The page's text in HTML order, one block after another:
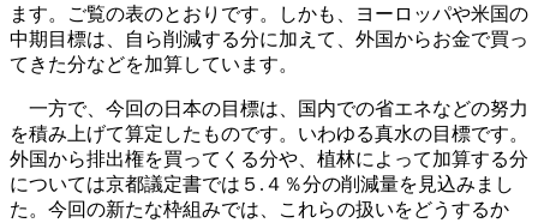
ます。ご覧の表のとおりです。しかも、ヨーロッパや米国の
中期目標は、自ら削減する分に加えて、外国からお金で買っ
てきた分などを加算しています。
一方で、今回の日本の目標は、国内での省エネなどの努力
を積み上げて算定したものです。いわゆる真水の目標です。
外国から排出権を買ってくる分や、植林によって加算する分
については京都議定書では５.４％分の削減量を見込みまし
た。今回の新たな枠組みでは、これらの扱いをどうするか